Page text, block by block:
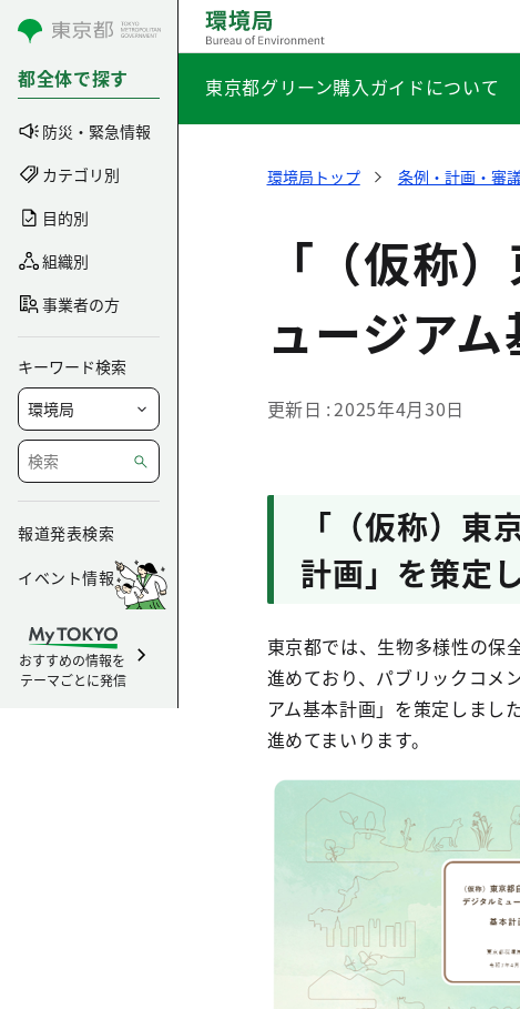
コンテンツにスキップ
都全体で探す
防災・緊急情報
カテゴリ別
目的別
組織別
事業者の方
キーワード検索
報道発表検索
イベント情報
おすすめの情報を
テーマごとに発信
東京都グリーン購入ガイドについて
環境局トップ 条例・計画・審
「（仮称
ュージアム
更新日 2025年4月30日
「（仮称）東
計画」を策定
東京都では、生物多様性の保
進めており、パブリックコメ
アム基本計画」を策定しまし
進めてまいります。